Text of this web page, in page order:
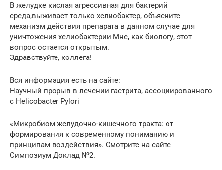
В желудке кислая агрессивная для бактерий
среда,выживает только хелиобактер, объясните
механизм действия препарата в данном случае для
уничтожения хелиобактерии Мне, как биологу, этот
вопрос остается открытым.
Здравствуйте, коллега!
Вся информация есть на сайте:
Научный прорыв в лечении гастрита, ассоциированного
с Helicobacter Pylori
«Микробиом желудочно-кишечного тракта: от
формирования к современному пониманию и
принципам воздействия». Смотрите на сайте
Симпозиум Доклад №2.